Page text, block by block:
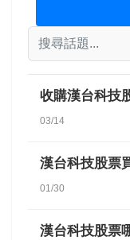
收購漢台科技
03/14
漢台科技股票
01/30
漢台科技股票